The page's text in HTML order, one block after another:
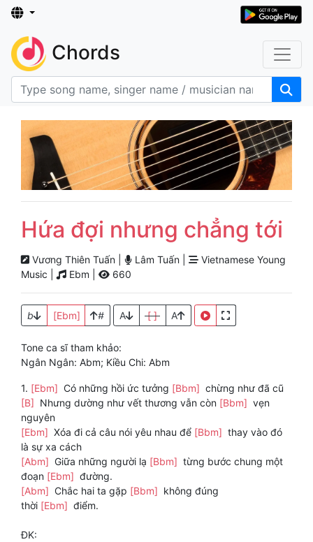
Chords
Hứa đợi nhưng chẳng tới
Vương Thiên Tuấn | Lâm Tuấn |
Vietnamese Young
Music |
Ebm | 660
b [Ebm] # A [ ] A
Tone ca sĩ tham khảo:
Ngân Ngân: Abm; Kiều Chi: Abm
1. [Ebm] Có những hồi ức tưởng [Bbm] chừng như đã cũ
[B] Nhưng dường như vết thương vẫn còn [Bbm] vẹn
nguyên
[Ebm] Xóa đi cả câu nói yêu nhau để [Bbm] thay vào đó
là sự xa cách
[Abm] Giữa những người lạ [Bbm] từng bước chung một
đoạn [Ebm] đường.
[Abm] Chắc hai ta gặp [Bbm] không đúng
thời [Ebm] điểm.
ĐK: